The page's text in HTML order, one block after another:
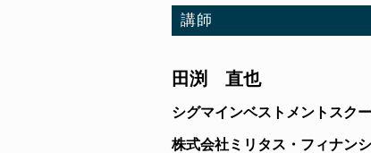
講師
田渕 直也
シグマインベストメントスク
株式会社ミリタス・フィナン